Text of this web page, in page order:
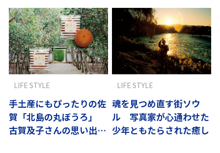
手土産にもぴったりの佐
賀「北島の丸ぼうろ」
古賀及子さんの思い出の
LIFE STYLE
魂を見つめ直す街ソウ
ル 写真家が心通わせた
少年ともたらされた癒し
LIFE STYLE